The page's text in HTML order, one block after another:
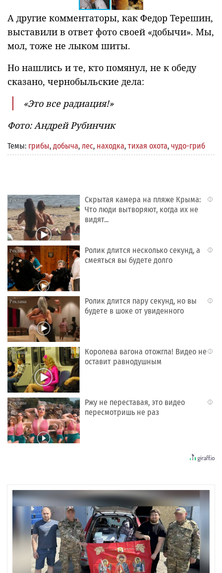
А другие комментаторы, как Федор Терешин,
выставили в ответ фото своей «добычи». Мы,
мол, тоже не лыком шиты.
Но нашлись и те, кто помянул, не к обеду
сказано, чернобыльские дела:
«Это все радиация!»
Фото: Андрей Рубинчик
Темы: грибы, добыча, лес, находка, тихая охота, чудо-гриб
i
Скрытая камера на пляже Крыма:
Что люди вытворяют, когда их не
видят...
i
Ролик длится несколько секунд, а
смеяться вы будете долго
i
Ролик длится пару секунд, но вы
будете в шоке от увиденного
i
Королева вагона отожгла! Видео не
оставит равнодушным
i
Ржу не переставая, это видео
пересмотришь не раз